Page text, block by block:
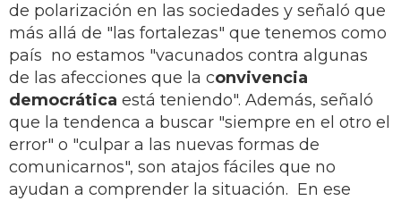
de polarización en las sociedades y señaló que
más allá de "las fortalezas" que tenemos como
país no estamos "vacunados contra algunas
de las afecciones que la convivencia
democrática está teniendo". Además, señaló
que la tendenca a buscar "siempre en el otro el
error" o "culpar a las nuevas formas de
comunicarnos", son atajos fáciles que no
ayudan a comprender la situación. En ese